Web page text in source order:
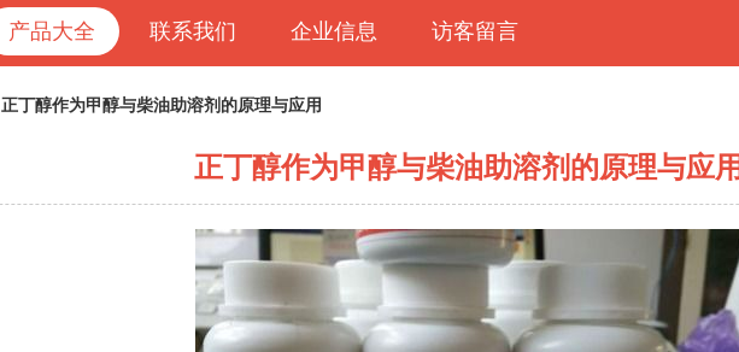
产品大全 联系我们 企业信息 访客留言
正丁醇作为甲醇与柴油助溶剂的原理与应用
正丁醇作为甲醇与柴油助溶剂的原理与应